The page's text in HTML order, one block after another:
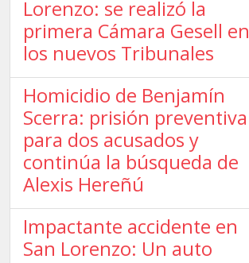
Lorenzo: se realizó la
primera Cámara Gesell en
los nuevos Tribunales
Homicidio de Benjamín
Scerra: prisión preventiva
para dos acusados y
continúa la búsqueda de
Alexis Hereñú
Impactante accidente en
San Lorenzo: Un auto